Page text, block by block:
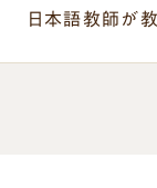
日本語教師が教